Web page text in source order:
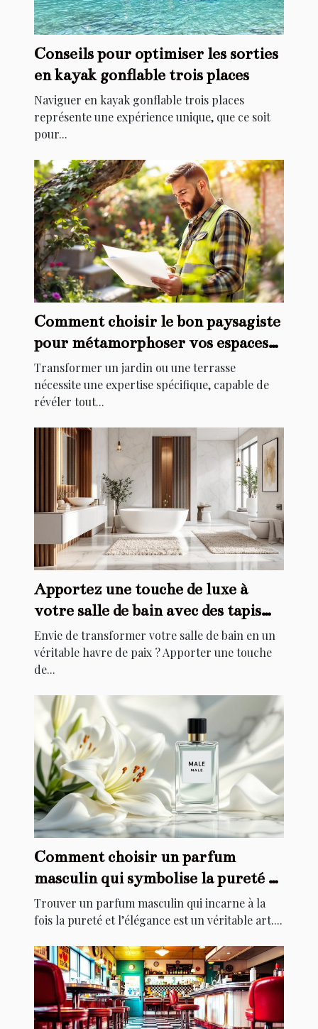
Conseils pour optimiser les sorties
en kayak gonflable trois places
Naviguer en kayak gonflable trois places
représente une expérience unique, que ce soit
pour...
Comment choisir le bon paysagiste
pour métamorphoser vos espaces
extérieurs ?
Transformer un jardin ou une terrasse
nécessite une expertise spécifique, capable de
révéler tout...
Apportez une touche de luxe à
votre salle de bain avec des tapis
élégants
Envie de transformer votre salle de bain en un
véritable havre de paix ? Apporter une touche
de...
Comment choisir un parfum
masculin qui symbolise la pureté et
l'élégance ?
Trouver un parfum masculin qui incarne à la
fois la pureté et l’élégance est un véritable art....